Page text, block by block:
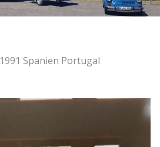
1991 Spanien Portugal